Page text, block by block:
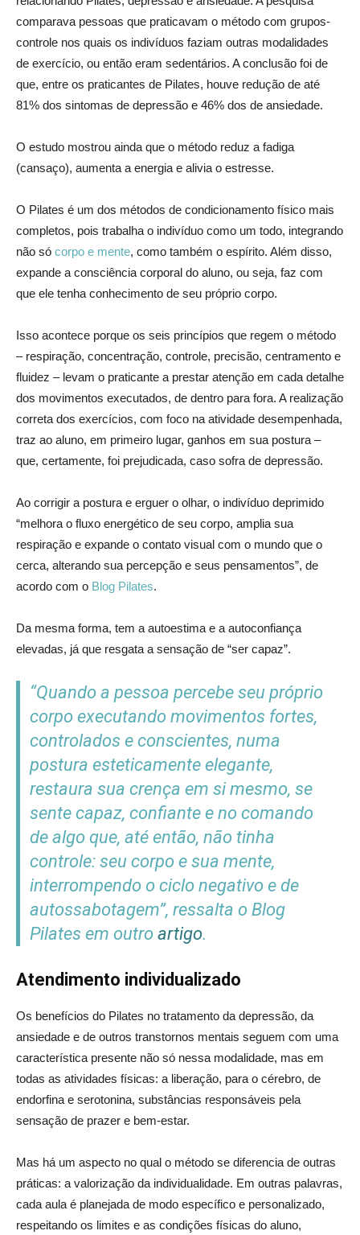
comparava pessoas que praticavam o método com grupos-
controle nos quais os indivíduos faziam outras modalidades
de exercício, ou então eram sedentários. A conclusão foi de
que, entre os praticantes de Pilates, houve redução de até
81% dos sintomas de depressão e 46% dos de ansiedade.
O estudo mostrou ainda que o método reduz a fadiga
(cansaço), aumenta a energia e alivia o estresse.
O Pilates é um dos métodos de condicionamento físico mais
completos, pois trabalha o indivíduo como um todo, integrando
não só corpo e mente, como também o espírito. Além disso,
expande a consciência corporal do aluno, ou seja, faz com
que ele tenha conhecimento de seu próprio corpo.
Isso acontece porque os seis princípios que regem o método
– respiração, concentração, controle, precisão, centramento e
fluidez – levam o praticante a prestar atenção em cada detalhe
dos movimentos executados, de dentro para fora. A realização
correta dos exercícios, com foco na atividade desempenhada,
traz ao aluno, em primeiro lugar, ganhos em sua postura –
que, certamente, foi prejudicada, caso sofra de depressão.
Ao corrigir a postura e erguer o olhar, o indivíduo deprimido
“melhora o fluxo energético de seu corpo, amplia sua
respiração e expande o contato visual com o mundo que o
cerca, alterando sua percepção e seus pensamentos”, de
acordo com o Blog Pilates.
Da mesma forma, tem a autoestima e a autoconfiança
elevadas, já que resgata a sensação de “ser capaz”.
“Quando a pessoa percebe seu próprio
corpo executando movimentos fortes,
controlados e conscientes, numa
postura esteticamente elegante,
restaura sua crença em si mesmo, se
sente capaz, confiante e no comando
de algo que, até então, não tinha
controle: seu corpo e sua mente,
interrompendo o ciclo negativo e de
autossabotagem”, ressalta o Blog
Pilates em outroartigo.
Atendimento individualizado
Os benefícios do Pilates no tratamento da depressão, da
ansiedade e de outros transtornos mentais seguem com uma
característica presente não só nessa modalidade, mas em
todas as atividades físicas: a liberação, para o cérebro, de
endorfina e serotonina, substâncias responsáveis pela
sensação de prazer e bem-estar.
Mas há um aspecto no qual o método se diferencia de outras
práticas: a valorização da individualidade. Em outras palavras,
cada aula é planejada de modo específico e personalizado,
respeitando os limites e as condições físicas do aluno,